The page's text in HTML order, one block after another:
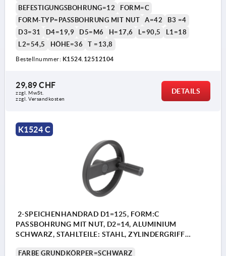
1) Lage der Querbohrung zur Passfedernut 90° versetzt
BEFESTIGUNGSBOHRUNG=12
FORM=C
FORM-TYP=PASSBOHRUNG MIT NUT
A=42
B3 =4
D3=31
D4=19,9 D5=M6 H=17,6 L=90,5
L1=18
L2=54,5
HÖHE=36 T =13,8
Bestellnummer: K1524.12512104
29,89 CHF
zzgl. MwSt.
zzgl. Versandkosten
DETAILS
K1524 C
2-SPEICHENHANDRAD D1=125, FORM:C
PASSBOHRUNG MIT NUT, D2=14, ALUMINIUM
SCHWARZ, STAHLTEILE: STAHL, ZYLINDERGRIFF
FARBE GRUNDKÖRPER=SCHWARZ